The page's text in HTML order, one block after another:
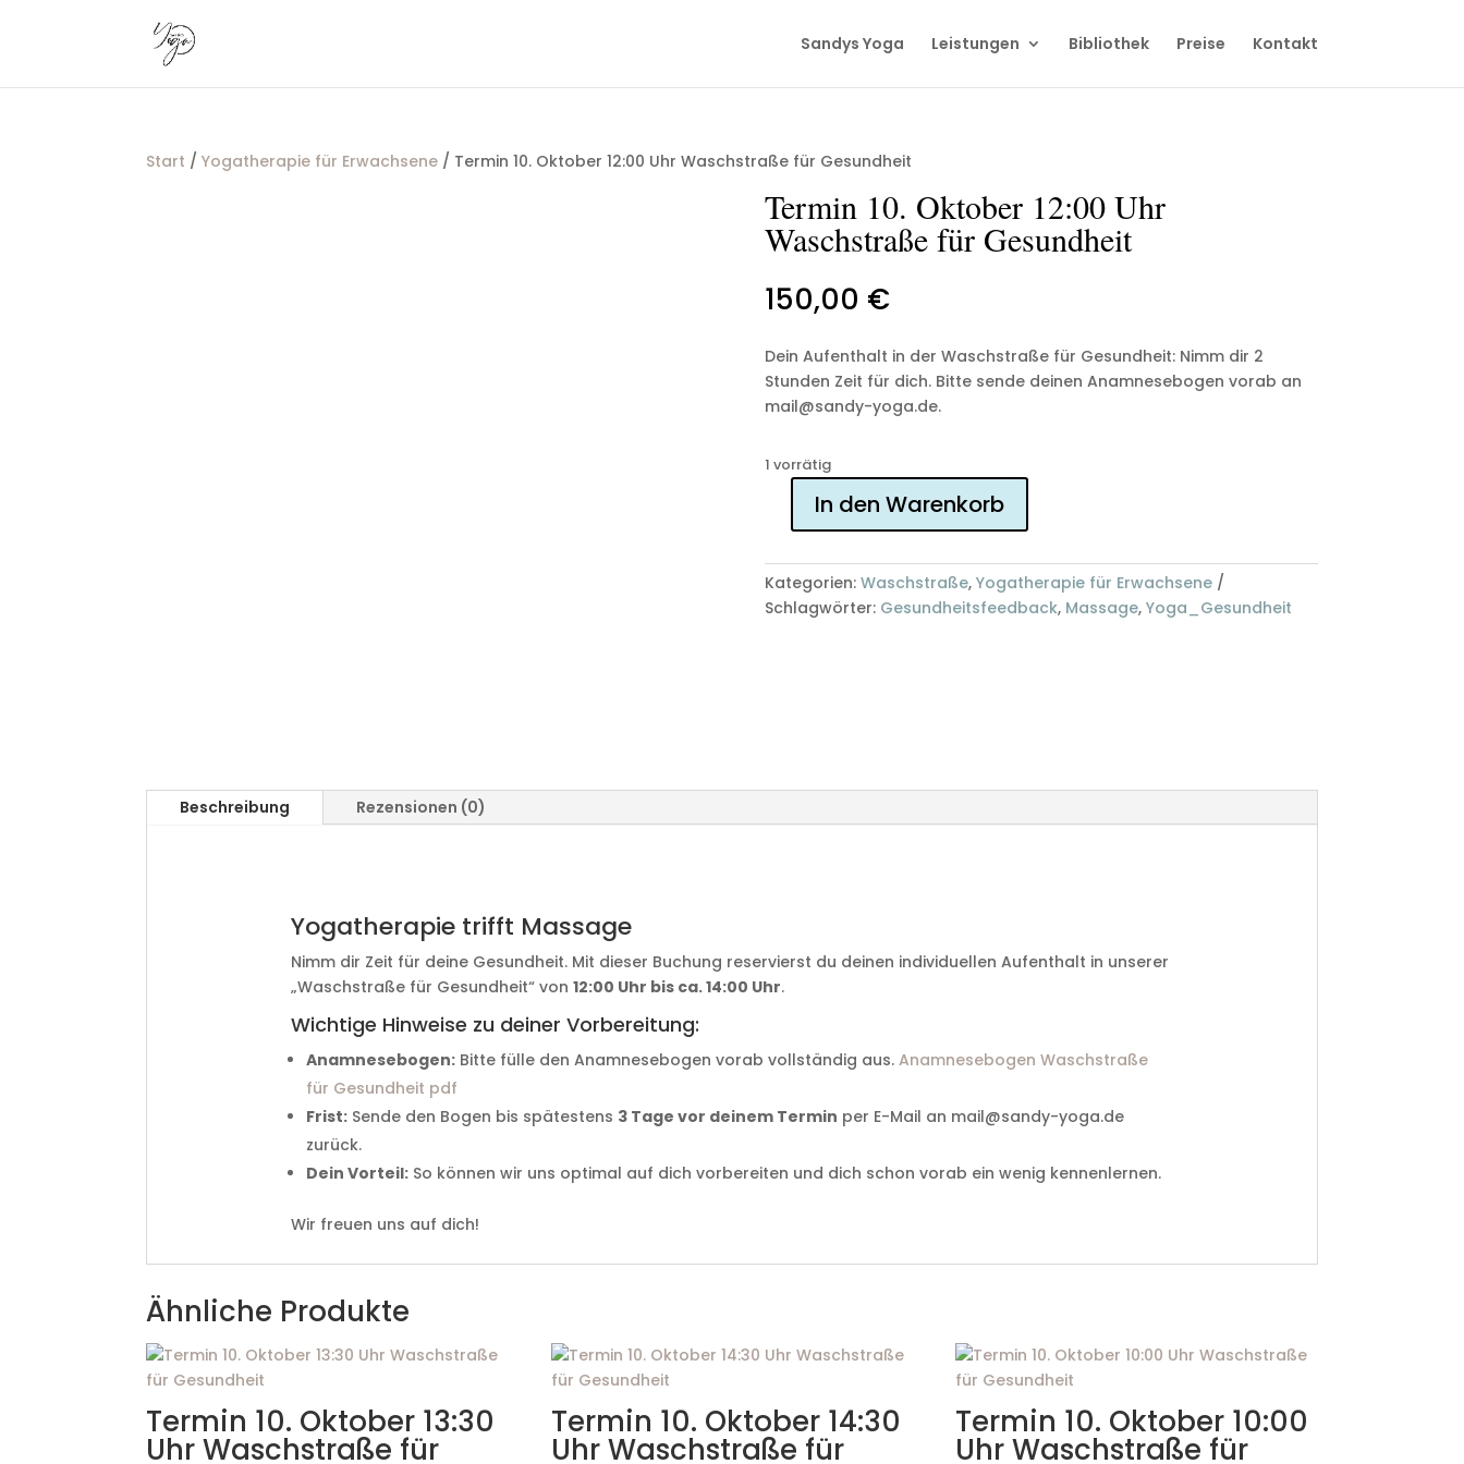
Sandys Yoga Leistungen Bibliothek Preise Kontakt
Start /Yogatherapie für Erwachsene / Termin 10. Oktober 12:00 Uhr Waschstraße für Gesundheit
Termin 10. Oktober 12:00 Uhr
Waschstraße für Gesundheit
150,00 €
Dein Aufenthalt in der Waschstraße für Gesundheit: Nimm dir 2
Stunden Zeit für dich. Bitte sende deinen Anamnesebogen vorab an
mail@sandy-yoga.de.
1 vorrätig
Termin
Oktober
12:00
Uhr
In den Warenkorb
Kategorien: Waschstraße, Yogatherapie für Erwachsene
Schlagwörter: Gesundheitsfeedback, Massage, Yoga_Gesundheit
Beschreibung Rezensionen (0)
Yogatherapie trifft Massage
Nimm dir Zeit für deine Gesundheit. Mit dieser Buchung reservierst du deinen individuellen Aufenthalt in unserer
„Waschstraße für Gesundheit“ von 12:00 Uhr bis ca. 14:00 Uhr.
Wichtige Hinweise zu deiner Vorbereitung:
Anamnesebogen:Bitte fülle den Anamnesebogen vorab vollständig aus. Anamnesebogen Waschstraße
für Gesundheit pdf
Frist:Sende den Bogen bis spätestens 3 Tage vor deinem Termin per E-Mail an mail@sandy-yoga.de
zurück.
Dein Vorteil:So können wir uns optimal auf dich vorbereiten und dich schon vorab ein wenig kennenlernen.
Wir freuen uns auf dich!
Ähnliche Produkte
Termin 10. Oktober 13:30
Uhr Waschstraße für
Termin 10. Oktober 14:30
Uhr Waschstraße für
Termin 10. Oktober 10:00
Uhr Waschstraße für